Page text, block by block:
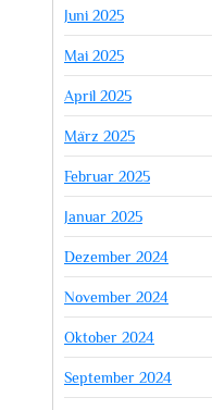
Juni 2025
Mai 2025
April 2025
März 2025
Februar 2025
Januar 2025
Dezember 2024
November 2024
Oktober 2024
September 2024